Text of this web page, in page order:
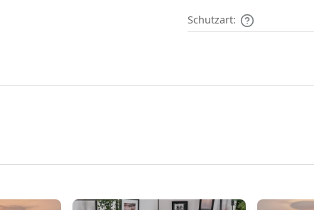
Schutzart: